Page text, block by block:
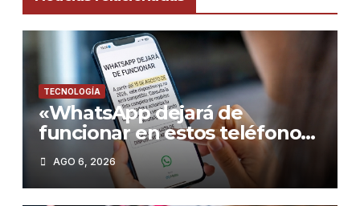
TECNOLOGÍA
«WhatsApp dejará de
funcionar en estos teléfonos
desde el 15 de agosto de
2026: Guía para no quedarte
sin servicio»
AGO 6, 2026